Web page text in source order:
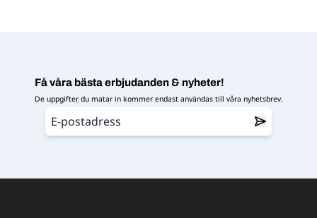
Få våra bästa erbjudanden & nyheter!
De uppgifter du matar in kommer endast användas till våra nyhetsbrev.